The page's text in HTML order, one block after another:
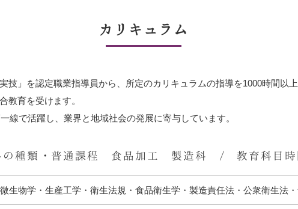
カリキュラム
技」を認定職業指導員から、所定のカリキュラムの指導を1000時間以
教育を受けます。
線で活躍し、業界と地域社会の発展に寄与しています。
の種類・普通課程 食品加工 製造科 / 教育科目時
微生物学・生産工学・衛生法規・食品衛生学・製造責任法・公衆衛生法